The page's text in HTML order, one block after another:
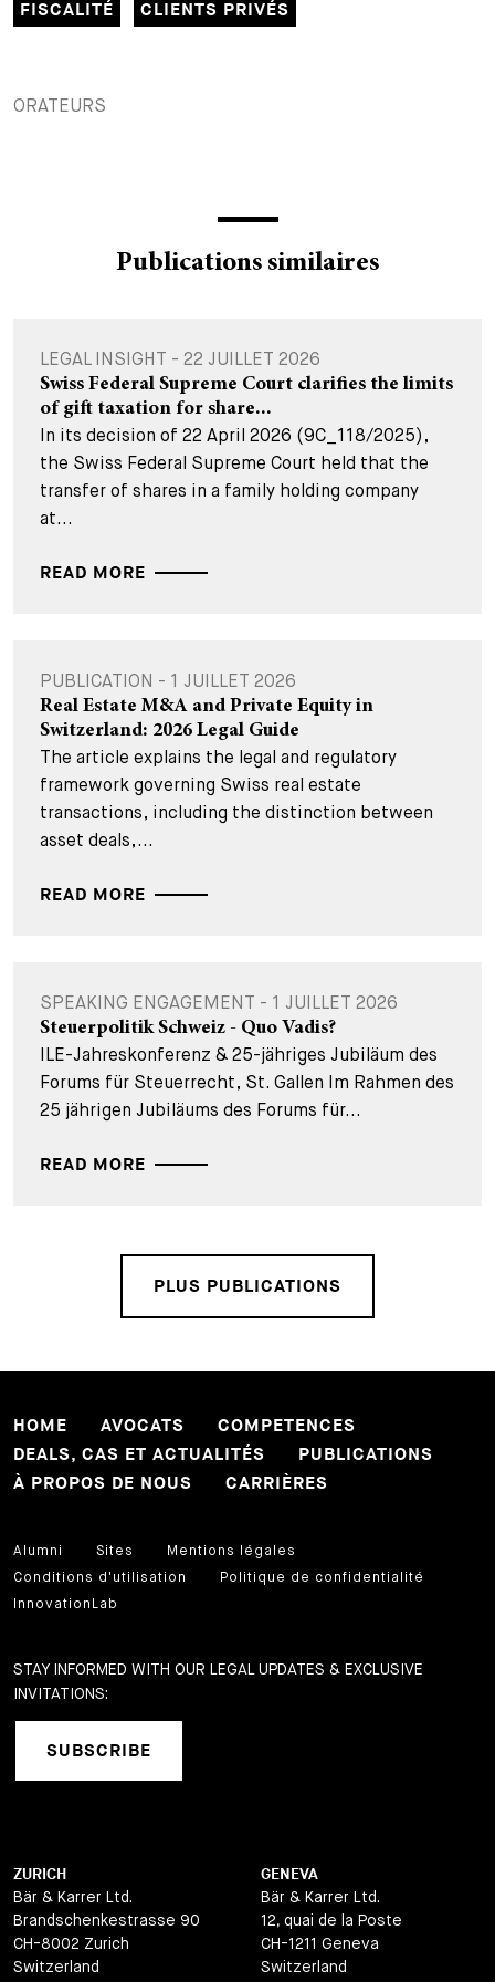
Stagiaires de courte durée
Foire aux questions
Votre carrière chez nous
FISCALITÉ
CLIENTS PRIVÉS
ORATEURS
Publications similaires
LEGAL INSIGHT - 22 JUILLET 2026
Swiss Federal Supreme Court clarifies the limits
of gift taxation for share...
In its decision of 22 April 2026 (9C_118/2025),
the Swiss Federal Supreme Court held that the
transfer of shares in a family holding company
at...
READ MORE
PUBLICATION - 1 JUILLET 2026
Real Estate M&A and Private Equity in
Switzerland: 2026 Legal Guide
The article explains the legal and regulatory
framework governing Swiss real estate
transactions, including the distinction between
asset deals,...
READ MORE
SPEAKING ENGAGEMENT - 1 JUILLET 2026
Steuerpolitik Schweiz - Quo Vadis?
ILE-Jahreskonferenz & 25-jähriges Jubiläum des
Forums für Steuerrecht, St. Gallen Im Rahmen des
25 jährigen Jubiläums des Forums für...
READ MORE
PLUS PUBLICATIONS
HOME AVOCATS
COMPETENCES
DEALS, CAS ET ACTUALITÉS
PUBLICATIONS
À PROPOS DE NOUS
CARRIÈRES
Alumni Sites
Mentions légales
Conditions d'utilisation
Politique de confidentialité
InnovationLab
STAY INFORMED WITH OUR LEGAL UPDATES & EXCLUSIVE
INVITATIONS:
SUBSCRIBE
ZURICH
Bär & Karrer Ltd.
Brandschenkestrasse 90
CH-8002 Zurich
Switzerland
GENEVA
Bär & Karrer Ltd.
12, quai de la Poste
CH-1211 Geneva
Switzerland